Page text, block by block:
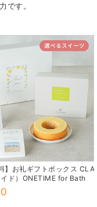
です。
】お礼ギフトボックス CLA
ド）ONETIME for Bath